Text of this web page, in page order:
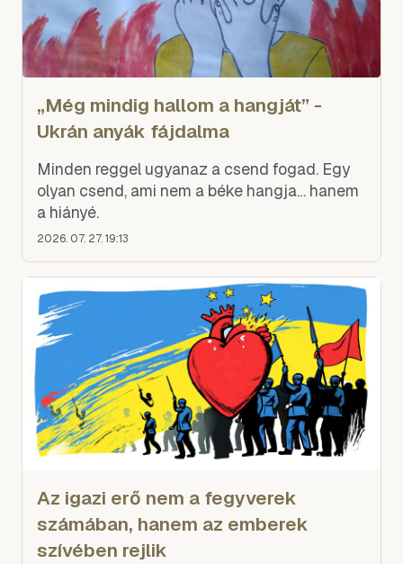
„Még mindig hallom a hangját” -
Ukrán anyák fájdalma
Minden reggel ugyanaz a csend fogad. Egy
olyan csend, ami nem a béke hangja… hanem
a hiányé.
2026. 07. 27. 19:13
Az igazi erő nem a fegyverek
számában, hanem az emberek
szívében rejlik